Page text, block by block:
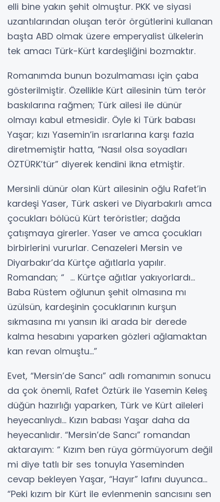
elli bine yakın şehit olmuştur. PKK ve siyasi
uzantılarından oluşan terör örgütlerini kullanan
başta ABD olmak üzere emperyalist ülkelerin
tek amacı Türk-Kürt kardeşliğini bozmaktır.
Romanımda bunun bozulmaması için çaba
gösterilmiştir. Özellikle Kürt ailesinin tüm terör
baskılarına rağmen; Türk ailesi ile dünür
olmayı kabul etmesidir. Öyle ki Türk babası
Yaşar; kızı Yasemin’in ısrarlarına karşı fazla
diretmemiştir hatta, “Nasıl olsa soyadları
ÖZTÜRK’tür” diyerek kendini ikna etmiştir.
Mersinli dünür olan Kürt ailesinin oğlu Rafet’in
kardeşi Yaser, Türk askeri ve Diyarbakırlı amca
çocukları bölücü Kürt teröristler; dağda
çatışmaya girerler. Yaser ve amca çocukları
birbirlerini vururlar. Cenazeleri Mersin ve
Diyarbakır’da Kürtçe ağıtlarla yapılır.
Romandan; “ … Kürtçe ağıtlar yakıyorlardı…
Baba Rüstem oğlunun şehit olmasına mı
üzülsün, kardeşinin çocuklarının kurşun
sıkmasına mı yansın iki arada bir derede
kalma hesabını yaparken gözleri ağlamaktan
kan revan olmuştu…”
Evet, “Mersin’de Sancı” adlı romanımın sonucu
da çok önemli, Rafet Öztürk ile Yasemin Keleş
düğün hazırlığı yaparken, Türk ve Kürt aileleri
heyecanlıydı… Kızın babası Yaşar daha da
heyecanlıdır. “Mersin’de Sancı” romandan
aktarayım: “ Kızım ben rüya görmüyorum değil
mi diye tatlı bir ses tonuyla Yaseminden
cevap bekleyen Yaşar, “Hayır” lafını duyunca…
“Peki kızım bir Kürt ile evlenmenin sancısını sen